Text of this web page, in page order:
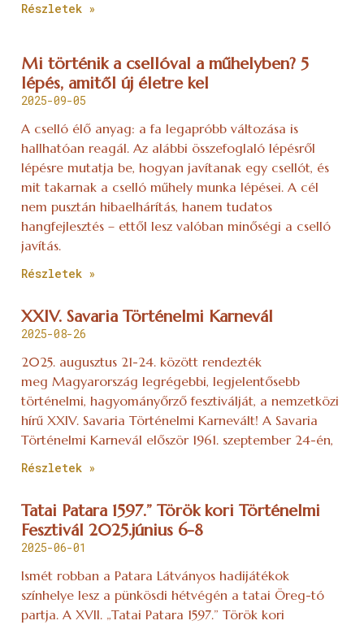
Részletek »
Mi történik a csellóval a műhelyben? 5
lépés, amitől új életre kel
2025-09-05
A cselló élő anyag: a fa legapróbb változása is
hallhatóan reagál. Az alábbi összefoglaló lépésről
lépésre mutatja be, hogyan javítanak egy csellót, és
mit takarnak a cselló műhely munka lépései. A cél
nem pusztán hibaelhárítás, hanem tudatos
hangfejlesztés – ettől lesz valóban minőségi a cselló
javítás.
Részletek »
XXIV. Savaria Történelmi Karnevál
2025-08-26
2025. augusztus 21-24. között rendezték
meg Magyarország legrégebbi, legjelentősebb
történelmi, hagyományőrző fesztiválját, a nemzetközi
hírű XXIV. Savaria Történelmi Karnevált! A Savaria
Történelmi Karnevál először 1961. szeptember 24-én,
Részletek »
Tatai Patara 1597.” Török kori Történelmi
Fesztivál 2025.június 6-8
2025-06-01
Ismét robban a Patara Látványos hadijátékok
színhelye lesz a pünkösdi hétvégén a tatai Öreg-tó
partja. A XVII. „Tatai Patara 1597.” Török kori